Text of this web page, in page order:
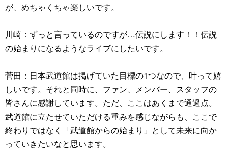
が、めちゃくちゃ楽しいです。
川崎：ずっと言っているのですが…伝説にします！！伝説
の始まりになるようなライブにしたいです。
菅田：日本武道館は掲げていた目標の1つなので、叶って嬉
しいです。それと同時に、ファン、メンバー、スタッフの
皆さんに感謝しています。ただ、ここはあくまで通過点。
武道館に立たせていただける重みを感じながらも、ここで
終わりではなく「武道館からの始まり」として未来に向か
っていきたいなと思います。